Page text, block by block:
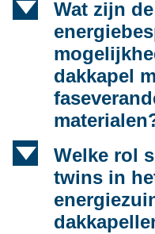
d
Wat zijn de
dakkapel
d
Welke rol
twins in